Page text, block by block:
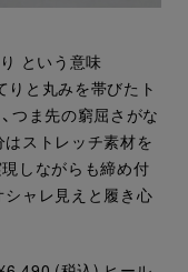
という意味
りと丸みを帯びたト
つま先の窮屈さがな
はストレッチ素材を
しながらも締め付
シャレ見えと履き心